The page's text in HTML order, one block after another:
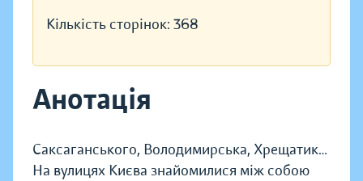
Кількість сторінок: 368
Анотація
Саксаганського, Володимирська, Хрещатик…
На вулицях Києва знайомилися між собою